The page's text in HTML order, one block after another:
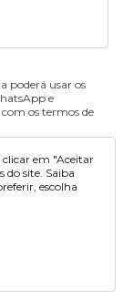
poderá usar os
e
os termos de
clicar em "Aceitar
do site. Saiba
escolha